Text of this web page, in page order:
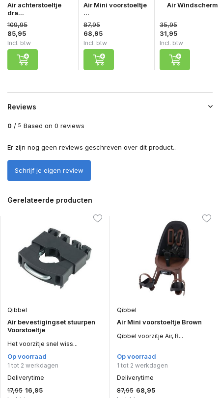
Air achterstoeltje
dra...
109,95
85,95
Incl. btw
Air Mini voorstoeltje
...
87,95
68,95
Incl. btw
Air Windscherm
35,95
31,95
Incl. btw
Reviews
0 / 5 Based on 0 reviews
Er zijn nog geen reviews geschreven over dit product..
Schrijf je eigen review
Gerelateerde producten
Qibbel
Air bevestigingset stuurpen
Voorstoeltje
Het voorzitje snel wiss...
Op voorraad
1 tot 2 werkdagen
Deliverytime
17,95 16,95
Qibbel
Air Mini voorstoeltje Brown
Qibbel voorzitje Air, R...
Op voorraad
1 tot 2 werkdagen
Deliverytime
87,95 68,95